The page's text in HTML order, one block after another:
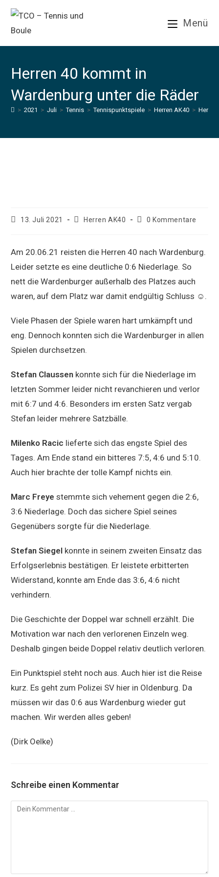
Inhalt
springen
Menü
Herren 40 kommt in
Wardenburg unter die Räder
> 2021 > Juli > Tennis > Tennispunktspiele > Herren AK40 >
Beitrag
13. Juli 2021
Beitrags-
Herren AK40
Beitrags-
0 Kommentare
Am 20.06.21 reisten die Herren 40 nach Wardenburg.
Leider setzte es eine deutliche 0:6 Niederlage. So
nett die Wardenburger außerhalb des Platzes auch
waren, auf dem Platz war damit endgültig Schluss ☺.
Viele Phasen der Spiele waren hart umkämpft und
eng. Dennoch konnten sich die Wardenburger in allen
Spielen durchsetzen.
Stefan Claussen konnte sich für die Niederlage im
letzten Sommer leider nicht revanchieren und verlor
mit 6:7 und 4:6. Besonders im ersten Satz vergab
Stefan leider mehrere Satzbälle.
Milenko Racic lieferte sich das engste Spiel des
Tages. Am Ende stand ein bitteres 7:5, 4:6 und 5:10.
Auch hier brachte der tolle Kampf nichts ein.
Marc Freye stemmte sich vehement gegen die 2:6,
3:6 Niederlage. Doch das sichere Spiel seines
Gegenübers sorgte für die Niederlage.
Stefan Siegel konnte in seinem zweiten Einsatz das
Erfolgserlebnis bestätigen. Er leistete erbitterten
Widerstand, konnte am Ende das 3:6, 4:6 nicht
verhindern.
Die Geschichte der Doppel war schnell erzählt. Die
Motivation war nach den verlorenen Einzeln weg.
Deshalb gingen beide Doppel relativ deutlich verloren.
Ein Punktspiel steht noch aus. Auch hier ist die Reise
kurz. Es geht zum Polizei SV hier in Oldenburg. Da
müssen wir das 0:6 aus Wardenburg wieder gut
machen. Wir werden alles geben!
(Dirk Oelke)
Schreibe einen Kommentar
Kommentar